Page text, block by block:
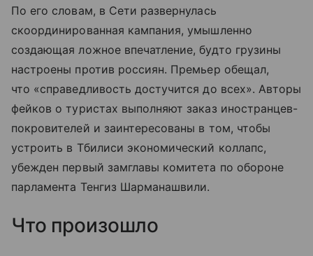
По его словам, в Сети развернулась
скоординированная кампания, умышленно
создающая ложное впечатление, будто грузины
настроены против россиян. Премьер обещал,
что «справедливость достучится до всех». Авторы
фейков о туристах выполняют заказ иностранцев-
покровителей и заинтересованы в том, чтобы
устроить в Тбилиси экономический коллапс,
убежден первый замглавы комитета по обороне
парламента Тенгиз Шарманашвили.
Что произошло